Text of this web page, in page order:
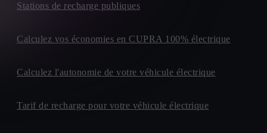
Stations de recharge publiques
Calculez vos économies en CUPRA 100% électrique
Calculez l'autonomie de votre véhicule électrique
Tarif de recharge pour votre véhicule électrique